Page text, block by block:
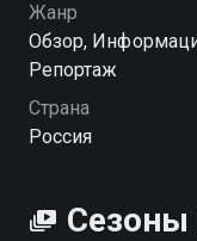
Жанр
Обзор,
Репортаж
Страна
Россия
Сезоны